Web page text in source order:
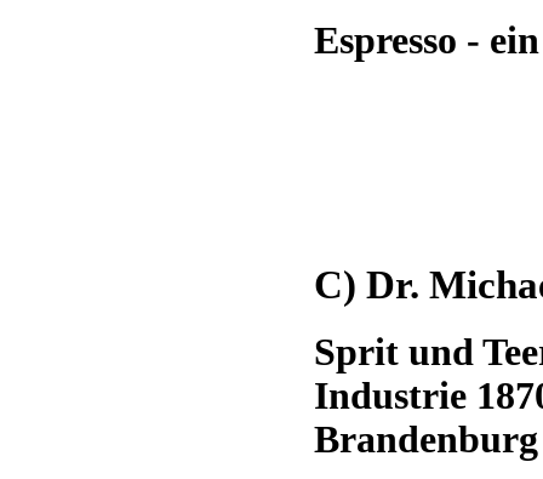
Espresso -
C) Dr.
Sprit und
Industrie
Brandenburg